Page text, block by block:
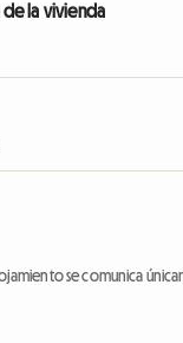
de la vivienda
se comunica